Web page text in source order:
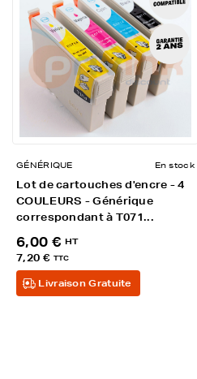
GÉNÉRIQUE En stock
Lot de cartouches d'encre - 4
COULEURS - Générique
correspondant à T071...
6,00 € HT
7,20 € TTC
Livraison Gratuite